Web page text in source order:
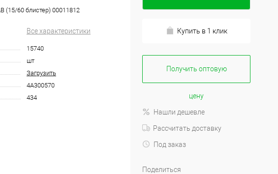
(15/60 блистер) 00011812
Все характеристики
15740
шт
Загрузить
4А300570
434
Купить в 1 клик
Получить оптовую
цену
Нашли дешевле
Рассчитать доставку
Под заказ
Поделиться